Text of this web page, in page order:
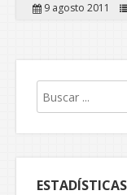
9 agosto 2011